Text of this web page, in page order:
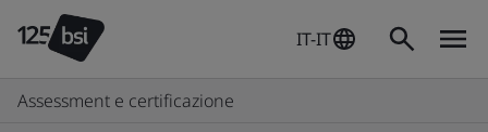
IT-IT
Assessment e certificazione